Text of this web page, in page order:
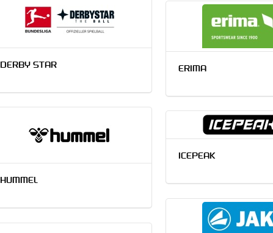
DERBY STAR ERIMA
HUMMEL
ICEPEAK